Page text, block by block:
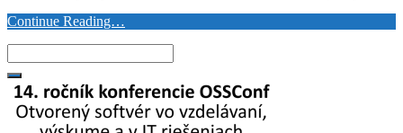
Continue Reading…
for: